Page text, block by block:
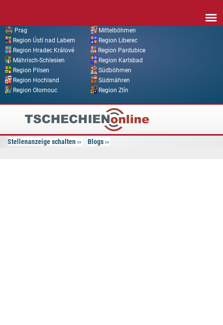
Prag
Mittelböhmen
Region Ústí nad Labem
Region Liberec
Region Hradec Králové
Region Pardubice
Mährisch-Schlesien
Region Karlsbad
Region Pilsen
Südböhmen
Region Hochland
Südmähren
Region Olomouc
Region Zlín
Tschechien
Online
Stellenanzeige schalten Blogs